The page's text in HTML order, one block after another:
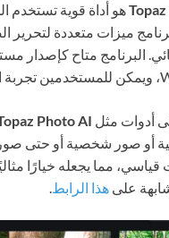
هو أداة قوية
ميزات متعددة
أدوات مثل Photo AI
أو صور شخصية أو حتى
مما يجعله خيارًا
على هذا الرابط.